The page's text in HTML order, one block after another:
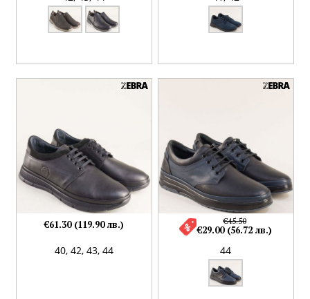
40, 42, 43, 44
€61.30 (119.90 лв.)
44
€45.50
€29.00 (56.72 лв.)